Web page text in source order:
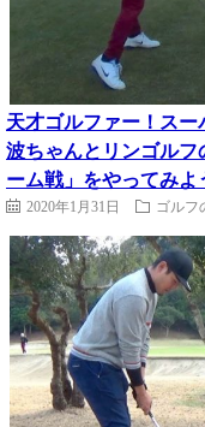
天才ゴルファー！ス
波ちゃんとリンゴル
ーム戦」をやってみよ
2020年1月31日 ゴルフ